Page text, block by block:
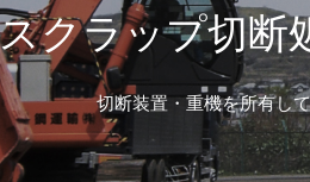
クラップ切断
切断装置・重機を所有し